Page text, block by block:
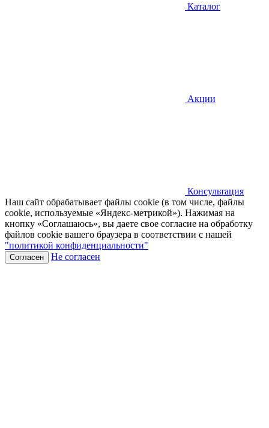
Каталог
Акции
Консультация
Наш сайт обрабатывает файлы cookie (в том числе, файлы
cookie, используемые «Яндекс-метрикой»). Нажимая на
кнопку «Соглашаюсь», вы даете свое согласие на обработку
файлов cookie вашего браузера в соответствии с нашей
"политикой конфиденциальности"
Согласен Не согласен